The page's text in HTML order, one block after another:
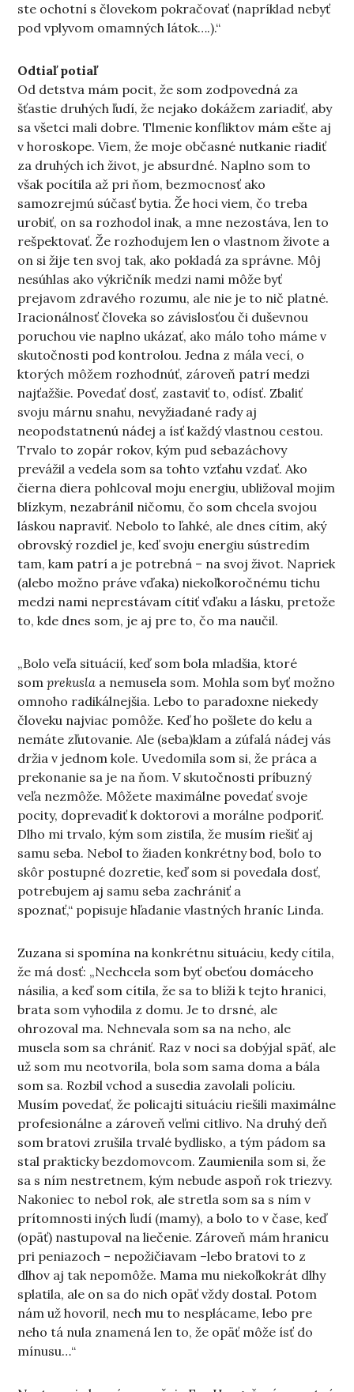
ste ochotní s človekom pokračovať (napríklad nebyť
pod vplyvom omamných látok….).“
Odtiaľ potiaľ
Od detstva mám pocit, že som zodpovedná za
šťastie druhých ľudí, že nejako dokážem zariadiť, aby
sa všetci mali dobre. Tlmenie konfliktov mám ešte aj
v horoskope. Viem, že moje občasné nutkanie riadiť
za druhých ich život, je absurdné. Naplno som to
však pocítila až pri ňom, bezmocnosť ako
samozrejmú súčasť bytia. Že hoci viem, čo treba
urobiť, on sa rozhodol inak, a mne nezostáva, len to
rešpektovať. Že rozhodujem len o vlastnom živote a
on si žije ten svoj tak, ako pokladá za správne. Môj
nesúhlas ako výkričník medzi nami môže byť
prejavom zdravého rozumu, ale nie je to nič platné.
Iracionálnosť človeka so závislosťou či duševnou
poruchou vie naplno ukázať, ako málo toho máme v
skutočnosti pod kontrolou. Jedna z mála vecí, o
ktorých môžem rozhodnúť, zároveň patrí medzi
najťažšie. Povedať dosť, zastaviť to, odísť. Zbaliť
svoju márnu snahu, nevyžiadané rady aj
neopodstatnenú nádej a ísť každý vlastnou cestou.
Trvalo to zopár rokov, kým pud sebazáchovy
prevážil a vedela som sa tohto vzťahu vzdať. Ako
čierna diera pohlcoval moju energiu, ubližoval mojim
blízkym, nezabránil ničomu, čo som chcela svojou
láskou napraviť. Nebolo to ľahké, ale dnes cítim, aký
obrovský rozdiel je, keď svoju energiu sústredím
tam, kam patrí a je potrebná – na svoj život. Napriek
(alebo možno práve vďaka) niekoľkoročnému tichu
medzi nami neprestávam cítiť vďaku a lásku, pretože
to, kde dnes som, je aj pre to, čo ma naučil.
„Bolo veľa situácií, keď som bola mladšia, ktoré
somprekusla a nemusela som. Mohla som byť možno
omnoho radikálnejšia. Lebo to paradoxne niekedy
človeku najviac pomôže. Keď ho pošlete do kelu a
nemáte zľutovanie. Ale (seba)klam a zúfalá nádej vás
držia v jednom kole. Uvedomila som si, že práca a
prekonanie sa je na ňom. V skutočnosti príbuzný
veľa nezmôže. Môžete maximálne povedať svoje
pocity, doprevadiť k doktorovi a morálne podporiť.
Dlho mi trvalo, kým som zistila, že musím riešiť aj
samu seba. Nebol to žiaden konkrétny bod, bolo to
skôr postupné dozretie, keď som si povedala dosť,
potrebujem aj samu seba zachrániť a
spoznať,“ popisuje hľadanie vlastných hraníc Linda.
Zuzana si spomína na konkrétnu situáciu, kedy cítila,
že má dosť: „Nechcela som byť obeťou domáceho
násilia, a keď som cítila, že sa to blíži k tejto hranici,
brata som vyhodila z domu. Je to drsné, ale
ohrozoval ma. Nehnevala som sa na neho, ale
musela som sa chrániť. Raz v noci sa dobýjal späť, ale
už som mu neotvorila, bola som sama doma a bála
som sa. Rozbil vchod a susedia zavolali políciu.
Musím povedať, že policajti situáciu riešili maximálne
profesionálne a zároveň veľmi citlivo. Na druhý deň
som bratovi zrušila trvalé bydlisko, a tým pádom sa
stal prakticky bezdomovcom. Zaumienila som si, že
sa s ním nestretnem, kým nebude aspoň rok triezvy.
Nakoniec to nebol rok, ale stretla som sa s ním v
prítomnosti iných ľudí (mamy), a bolo to v čase, keď
(opäť) nastupoval na liečenie. Zároveň mám hranicu
pri peniazoch – nepožičiavam –lebo bratovi to z
dlhov aj tak nepomôže. Mama mu niekoľkokrát dlhy
splatila, ale on sa do nich opäť vždy dostal. Potom
nám už hovoril, nech mu to nesplácame, lebo pre
neho tá nula znamená len to, že opäť môže ísť do
mínusu…“